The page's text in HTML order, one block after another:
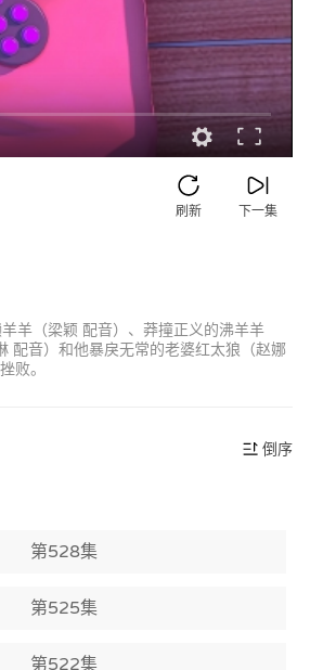
下一集
刷新
羊（梁颖 配音）、莽撞正义的沸羊羊
配音）和他暴戾无常的老婆红太狼（赵娜
败。
倒序
第528集
第525集
第522集